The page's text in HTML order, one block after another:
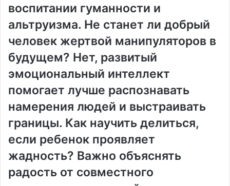
воспитании гуманности и
альтруизма. Не станет ли добрый
человек жертвой манипуляторов в
будущем? Нет, развитый
эмоциональный интеллект
помогает лучше распознавать
намерения людей и выстраивать
границы. Как научить делиться,
если ребенок проявляет
жадность? Важно объяснять
радость от совместного